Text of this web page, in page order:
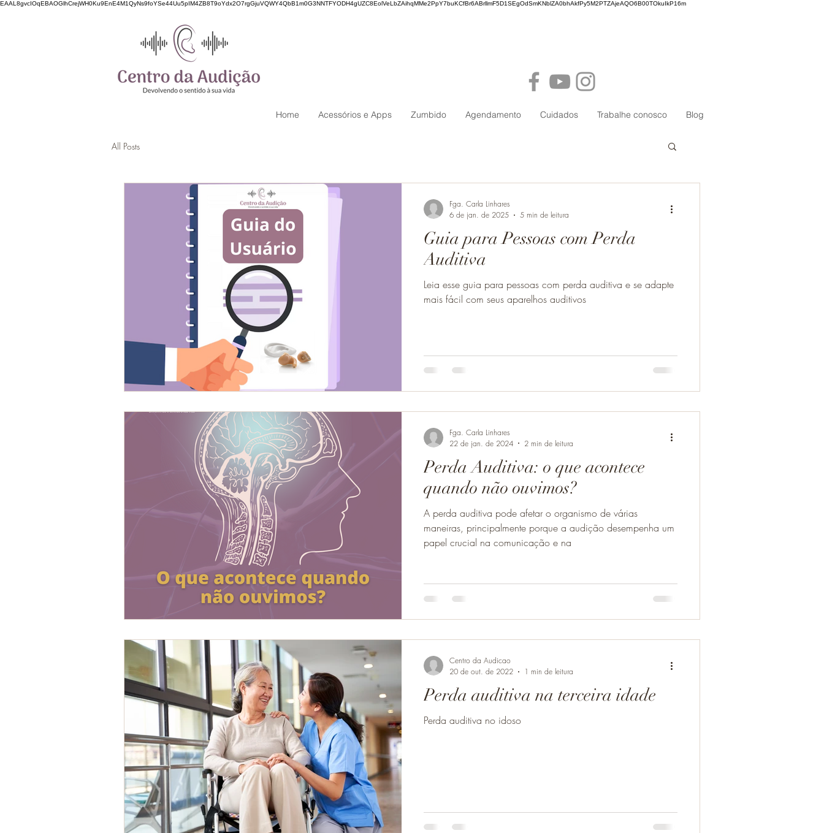
EAAL8gvcIOqEBAOGlhCrejWH0Ku9EnE4M1QyNs9foYSe44Uu5pIM4ZB8T9oYdx2O7rgGjuVQWY4QbB1m0G3NNTFYODH4gUZC8EolVeLbZAihqMMe2PpY7buKCfBr6ABrllmF5D1SEgOdSmKNblZA0bhAkfPy5M2PTZAjeAQO6B00TOkuIkP16m
Home Acessórios e Apps Zumbido Agendamento Cuidados Trabalhe conosco Blog
All Posts
Guia para Pessoas com Perda
Auditiva
Leia esse guia para pessoas com perda auditiva e se adapte
mais fácil com seus aparelhos auditivos
Fga. Carla Linhares
6 de jan. de 2025
5 min de leitura
Perda Auditiva: o que acontece
quando não ouvimos?
A perda auditiva pode afetar o organismo de várias
maneiras, principalmente porque a audição desempenha um
papel crucial na comunicação e na
Fga. Carla Linhares
22 de jan. de 2024
2 min de leitura
Perda auditiva na terceira idade
Perda auditiva no idoso
Centro da Audicao
20 de out. de 2022
1 min de leitura